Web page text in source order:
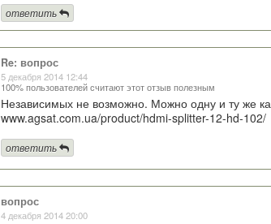
ответить
Re: вопрос
5 декабря 2014 12:44
100% пользователей считают этот отзыв полезным
Независимых не возможно. Можно одну и ту же
www.agsat.com.ua/product/hdmi-splitter-12-hd-102/
ответить
вопрос
4 декабря 2014 20:00